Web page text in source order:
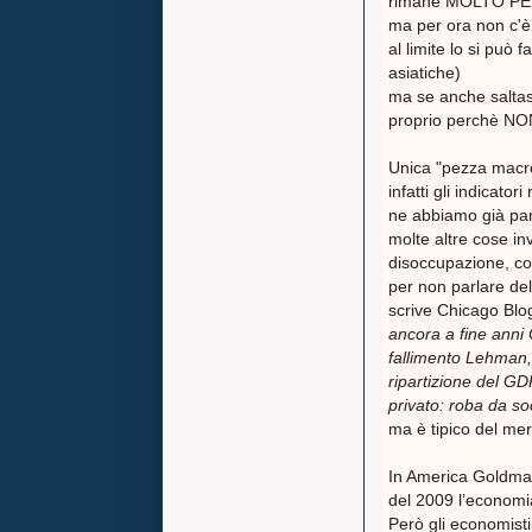
ma per ora non
al limite lo si può
asiatiche)
ma se anche
proprio perchè
Unica "pezza
infatti gli indicatori
ne abbiamo già
molte altre cose
disoccupazione,
per non parlare
scrive Chicago
ancora a fine anni
fallimento
ripartizione del
privato: roba da
ma è tipico del
In America
del 2009
Però gli